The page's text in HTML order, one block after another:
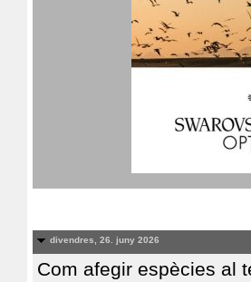
divendres, 26. juny 2026
Com afegir espècies al